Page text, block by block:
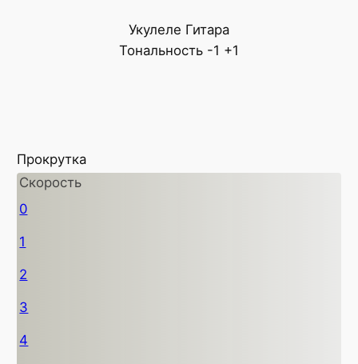
Укулеле Гитара
Тональность -1 +1
Прокрутка
Скорость
0
1
2
3
4